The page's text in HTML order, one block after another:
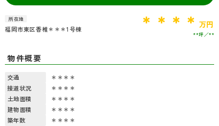
所在地
福岡市東区香椎＊＊＊1号棟 ＊＊＊＊ 万円
**坪 **
物件概要
交通
＊＊＊＊
接道状況
＊＊＊＊
土地面積
＊＊＊＊
建物面積
＊＊＊＊
築年数
＊＊＊＊